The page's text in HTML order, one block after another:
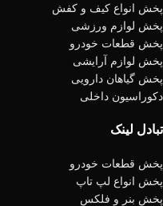
پخش انواع کیف و کفش
پخش لوازم ورزشی
پخش قطعات خودرو
پخش لوازم آرایشی
پخش گیاهان دارویی
دکوراسیون داخلی
تبادل لینک
پخش قطعات خودرو
پخش انواع لپ تاپ
پخش بنر و فلکس